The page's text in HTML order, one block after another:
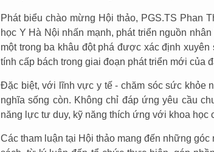
Phát biểu chào mừng Hội thảo, PGS.TS Phan
học Y Hà Nội nhấn mạnh, phát triển nguồn
một trong ba khâu đột phá được xác định
tính cấp bách trong giai đoạn phát triển mới của
Đặc biệt, với lĩnh vực y tế - chăm sóc sức khỏe
nghĩa sống còn. Không chỉ đáp ứng yêu cầu
năng lực tư duy, kỹ năng thích ứng với khoa học
Các tham luận tại Hội thảo mang đến những